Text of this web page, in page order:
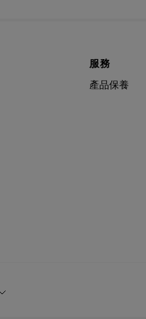
服務
產品保養